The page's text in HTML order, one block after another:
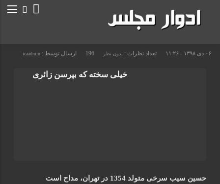
۰۶ دی ۱۳۹۸ - ۱۱:۲۶ تعداد نظرات : بدون نظر ارسال توسط : icaadmin
خیلی سخته که بپرسن زائری
حسین سیب سرخی متولد 1354 در تهران، مداح است